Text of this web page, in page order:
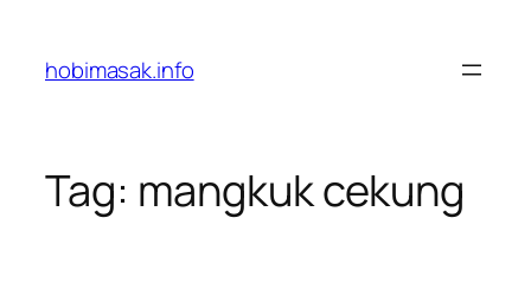
content
hobimasak.info
Tag: mangkuk cekung